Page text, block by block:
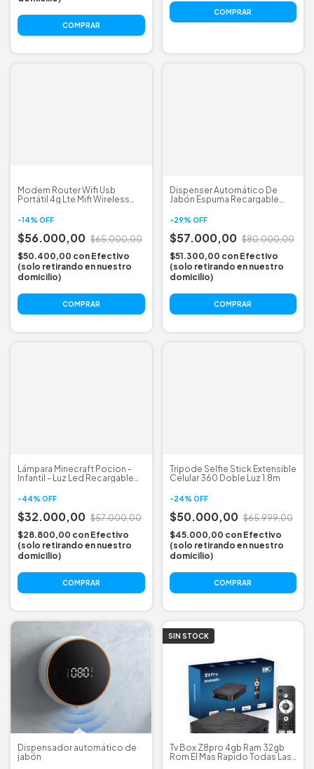
Modem Router Wifi Usb
Portátil 4g Lte Mifi Wireless
-14% OFF
$56.000,00 $65.000,00
$50.400,00 con Efectivo
(solo retirando en nuestro
domicilio)
Dispenser Automático De
Jabón Espuma Recargable
-29% OFF
$57.000,00 $80.000,00
$51.300,00 con Efectivo
(solo retirando en nuestro
domicilio)
COMPRAR
Lámpara Minecraft Pocion -
Infantil - Luz Led Recargable
-44% OFF
$32.000,00 $57.000,00
$28.800,00 con Efectivo
(solo retirando en nuestro
domicilio)
Tripode Selfie Stick Extensible
Celular 360 Doble Luz 1.8m
-24% OFF
$50.000,00 $65.999,00
$45.000,00 con Efectivo
(solo retirando en nuestro
domicilio)
Dispensador automático de
jabón
SIN STOCK
Tv Box Z8pro 4gb Ram 32gb
Rom El Mas Rapido Todas Las